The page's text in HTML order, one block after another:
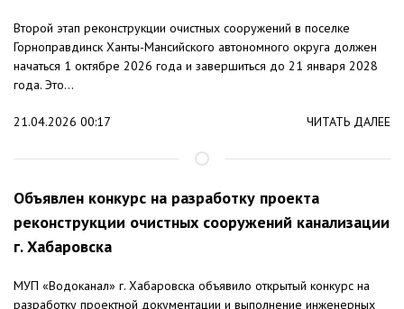
Второй этап реконструкции очистных сооружений в поселке
Горноправдинск Ханты-Мансийского автономного округа должен
начаться 1 октябре 2026 года и завершиться до 21 января 2028
года. Это...
21.04.2026 00:17 ЧИТАТЬ ДАЛЕЕ
Объявлен конкурс на разработку проекта
реконструкции очистных сооружений канализации
г. Хабаровска
МУП «Водоканал» г. Хабаровска объявило открытый конкурс на
разработку проектной документации и выполнение инженерных